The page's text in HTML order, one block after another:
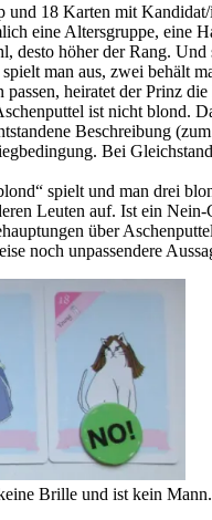
18 Karten mit
eine Altersgruppe,
höher der Rang.
man aus, zwei behält
heiratet der Prinz
ist nicht
Beschreibung
Bei
spielt und man drei
Leuten auf. Ist ein
über
noch unpassendere
Brille und ist kein